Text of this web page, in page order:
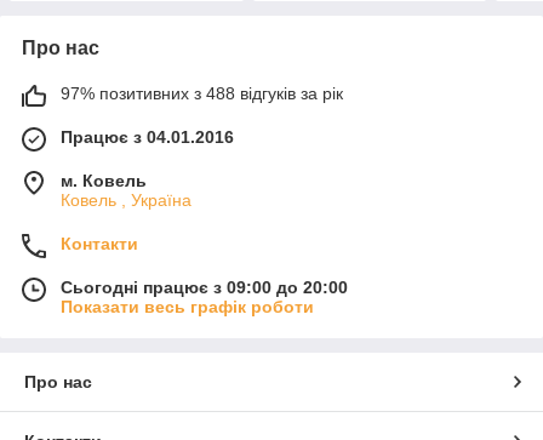
Про нас
97% позитивних з 488 відгуків за рік
Працює з 04.01.2016
м. Ковель
Ковель , Україна
Контакти
Сьогодні працює з 09:00 до 20:00
Показати весь графік роботи
Про нас